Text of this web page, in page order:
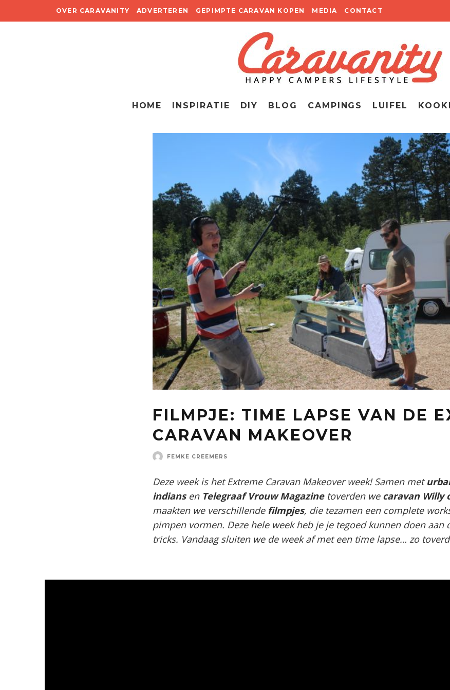
OVER CARAVANITY ADVERTEREN GEPIMPTE CARAVAN KOPEN MEDIA CONTACT
HOME INSPIRATIE DIY BLOG CAMPINGS LUIFEL
FILMPJE: TIME LAPSE VAN DE
CARAVAN MAKEOVER
FEMKE CREEMERS
Deze week is het Extreme Caravan Makeover week! Samen met
indiansen Telegraaf Vrouw Magazine toverden we caravan Willy
maakten we verschillende filmpjes, die tezamen een complete
pimpen vormen. Deze hele week heb je je tegoed kunnen doen aan
tricks. Vandaag sluiten we de week af met een time lapse… zo